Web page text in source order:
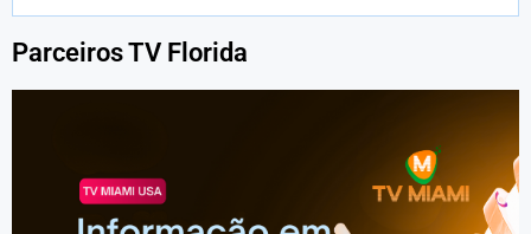
Parceiros TV Florida